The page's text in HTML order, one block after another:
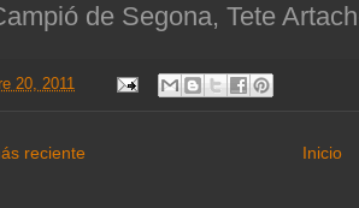
de Segona, Tete
20, 2011
reciente Inicio